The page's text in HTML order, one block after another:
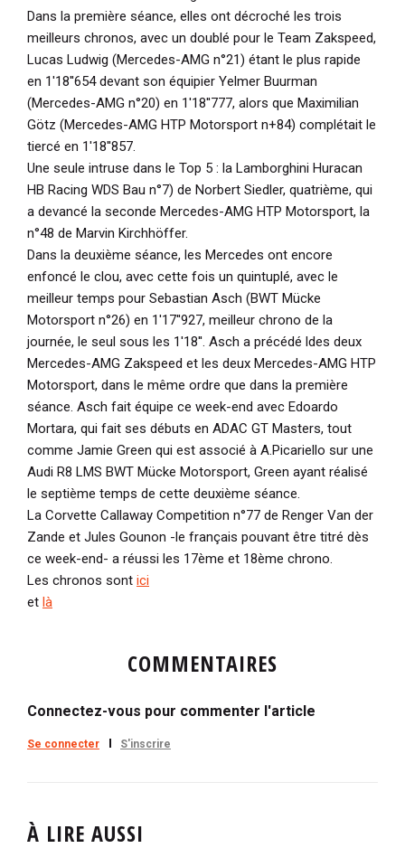
Dans la première séance, elles ont décroché les trois
meilleurs chronos, avec un doublé pour le Team Zakspeed,
Lucas Ludwig (Mercedes-AMG n°21) étant le plus rapide
en 1'18''654 devant son équipier Yelmer Buurman
(Mercedes-AMG n°20) en 1'18''777, alors que Maximilian
Götz (Mercedes-AMG HTP Motorsport n+84) complétait le
tiercé en 1'18''857.
Une seule intruse dans le Top 5 : la Lamborghini Huracan
HB Racing WDS Bau n°7) de Norbert Siedler, quatrième, qui
a devancé la seconde Mercedes-AMG HTP Motorsport, la
n°48 de Marvin Kirchhöffer.
Dans la deuxième séance, les Mercedes ont encore
enfoncé le clou, avec cette fois un quintuplé, avec le
meilleur temps pour Sebastian Asch (BWT Mücke
Motorsport n°26) en 1'17''927, meilleur chrono de la
journée, le seul sous les 1'18''. Asch a précédé ldes deux
Mercedes-AMG Zakspeed et les deux Mercedes-AMG HTP
Motorsport, dans le même ordre que dans la première
séance. Asch fait équipe ce week-end avec Edoardo
Mortara, qui fait ses débuts en ADAC GT Masters, tout
comme Jamie Green qui est associé à A.Picariello sur une
Audi R8 LMS BWT Mücke Motorsport, Green ayant réalisé
le septième temps de cette deuxième séance.
La Corvette Callaway Competition n°77 de Renger Van der
Zande et Jules Gounon -le français pouvant être titré dès
ce week-end- a réussi les 17ème et 18ème chrono.
Les chronos sont ici
et là
COMMENTAIRES
Connectez-vous pour commenter l'article
Se connecter S'inscrire
À LIRE AUSSI